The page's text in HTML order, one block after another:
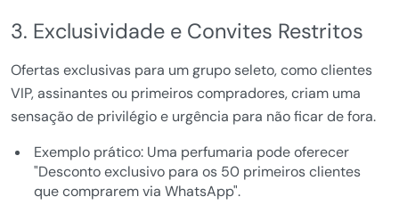
3. Exclusividade e Convites Restritos
Ofertas exclusivas para um grupo seleto, como clientes
VIP, assinantes ou primeiros compradores, criam uma
sensação de privilégio e urgência para não ficar de fora.
Exemplo prático: Uma perfumaria pode oferecer
"Desconto exclusivo para os 50 primeiros clientes
que comprarem via WhatsApp".